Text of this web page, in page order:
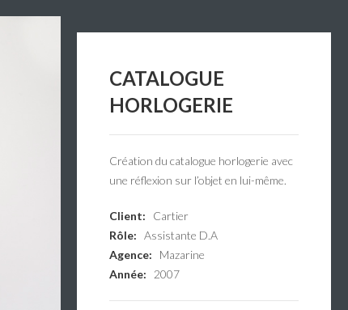
CATALOGUE
HORLOGERIE
Création du catalogue horlogerie avec
une réflexion sur l’objet en lui-même.
Client:
Cartier
Rôle: Assistante D.A
Agence:
Mazarine
Année:
2007